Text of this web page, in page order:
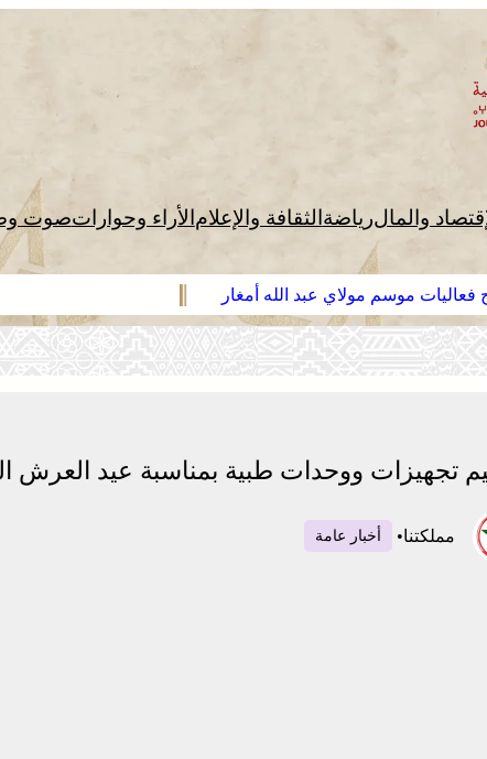
والمالرياضة الثقافة والإعلام الأراء وحواراتصوت
فعاليات موسم مولاي عبد الله أمغار
تجهيزات ووحدات طبية بمناسبة عيد العرش
مملكتنا• أخبار عامة